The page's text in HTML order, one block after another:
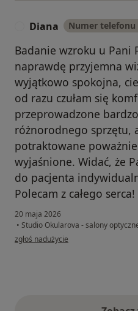
Diana Numer
Badanie wzroku u Pani
naprawdę przyjemna
wyjątkowo spokojna,
od razu czułam się
przeprowadzone
różnorodnego sprzętu,
potraktowane
wyjaśnione. Widać, że
do pacjenta
Polecam z całego serca!
20 maja 2026
• Studio Okularova - salony
w opinii użytkownika Diana
zgłoś nadużycie